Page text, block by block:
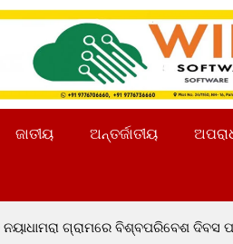
ଜାତୀୟ ଅନ୍ତର୍ଜାତୀୟ
ଗ୍ରାମରେ ବିଶ୍ବପରିବେଶ ଦିବସ